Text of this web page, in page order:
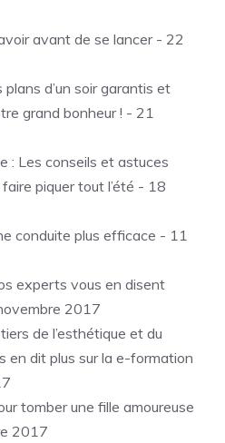
avant de se lancer- 22
d’un soir garantis et
grand bonheur ! - 21
: Les conseils et astuces
piquer tout l’été - 18
conduite plus efficace - 11
experts vous en disent
2017
de l’esthétique et du
en dit plus sur la e-formation
tomber une fille amoureuse
2017